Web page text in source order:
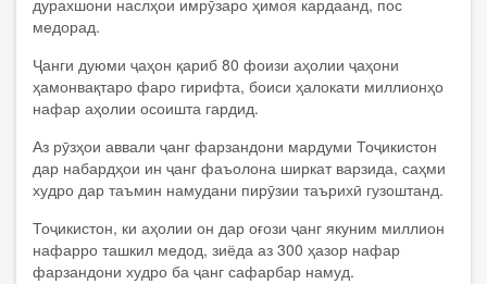
дурахшони наслҳои имрӯзаро ҳимоя кардаанд, пос
медорад.
Ҷанги дуюми ҷаҳон қариб 80 фоизи аҳолии ҷаҳони
ҳамонвақтаро фаро гирифта, боиси ҳалокати миллионҳо
нафар аҳолии осоишта гардид.
Аз рӯзҳои аввали ҷанг фарзандони мардуми Тоҷикистон
дар набардҳои ин ҷанг фаъолона ширкат варзида, саҳми
худро дар таъмин намудани пирӯзии таърихӣ гузоштанд.
Тоҷикистон, ки аҳолии он дар оғози ҷанг якуним миллион
нафарро ташкил медод, зиёда аз 300 ҳазор нафар
фарзандони худро ба ҷанг сафарбар намуд.